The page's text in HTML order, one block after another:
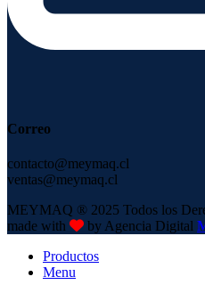
Correo
contacto@meymaq.cl
ventas@meymaq.cl
MEYMAQ ® 2025 Todos los
made with
by Agencia Digital
Productos
Menu